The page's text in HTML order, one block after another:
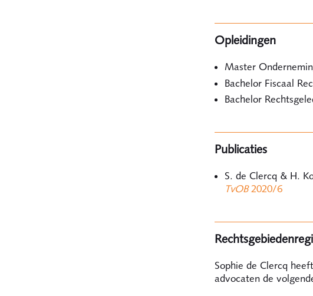
Opleidingen
Master
Bachelor Fiscaal
Bachelor
Publicaties
S. de Clercq & H.
TvOB2020/6
Sophie de Clercq
advocaten de